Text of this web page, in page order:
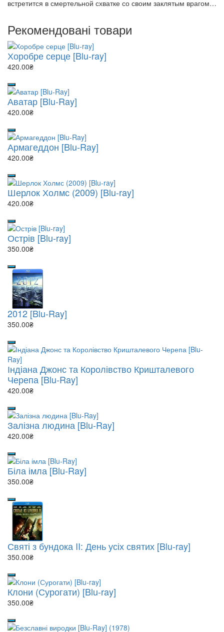
встретится в смертельной схватке со своим заклятым врагом…
Рекомендовані товари
Хоробре серце [Blu-ray]
420.00₴
Аватар [Blu-Ray]
420.00₴
Армагеддон [Blu-Ray]
420.00₴
Шерлок Холмс (2009) [Blu-ray]
420.00₴
Острів [Blu-ray]
350.00₴
2012 [Blu-Ray]
350.00₴
Індіана Джонс та Королівство Кришталевого
Черепа [Blu-Ray]
420.00₴
Залізна людина [Blu-Ray]
420.00₴
Біла імла [Blu-Ray]
350.00₴
Святі з бундока II: День усіх святих [Blu-ray]
350.00₴
Клони (Сурогати) [Blu-ray]
350.00₴